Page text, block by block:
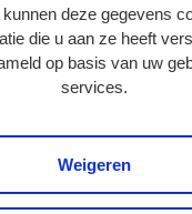
deze gegevens
die u aan ze heeft
op basis van uw
services.
Weigeren
meer over hetleven
ook
keten eveneens
Awards